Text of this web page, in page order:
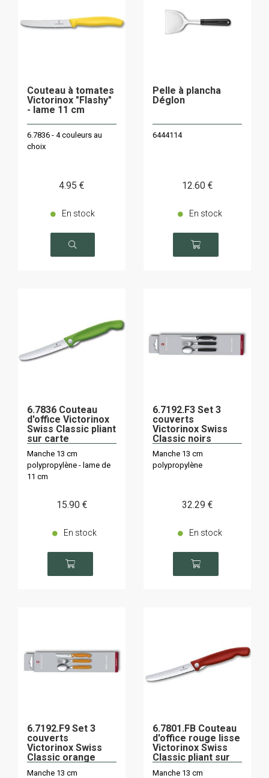
Couteau à tomates
Victorinox "Flashy"
- lame 11 cm
6.7836 - 4 couleurs au
choix
4.95 €
En stock
Pelle à plancha
Déglon
6444114
12.60 €
En stock
6.7836 Couteau
d'office Victorinox
Swiss Classic pliant
sur carte
Manche 13 cm
polypropylène - lame de
11 cm
15.90 €
En stock
6.7192.F3 Set 3
couverts
Victorinox Swiss
Classic noirs
pliants
Manche 13 cm
polypropylène
32.29 €
En stock
6.7192.F9 Set 3
couverts
Victorinox Swiss
Classic orange
pliants
Manche 13 cm
6.7801.FB Couteau
d'office rouge lisse
Victorinox Swiss
Classic pliant sur
carte
Manche 13 cm